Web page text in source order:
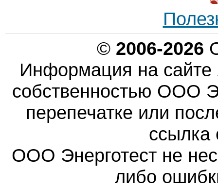
© 2006-2026
Информация на сайте
собственностью ООО
перепечатке или
ссылка
ООО Энерготест не
либо